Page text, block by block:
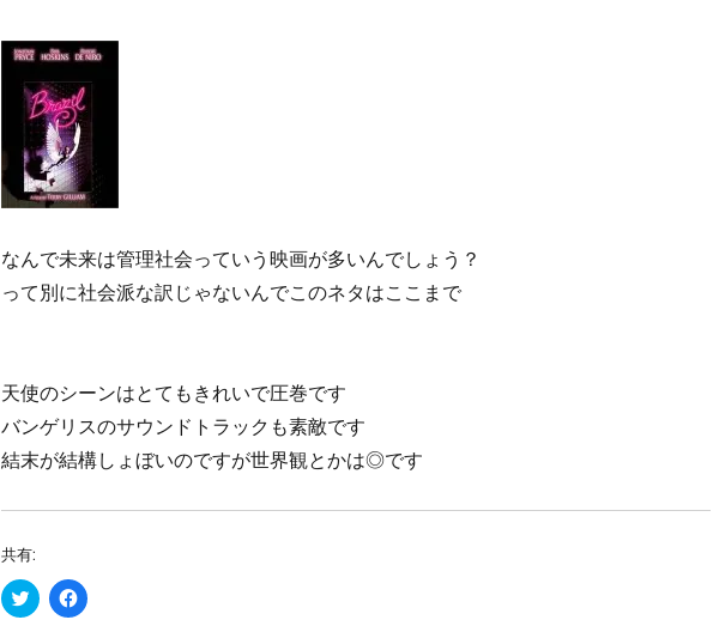
なんで未来は管理社会っていう映画が多いんでしょう？
って別に社会派な訳じゃないんでこのネタはここまで
天使のシーンはとてもきれいで圧巻です
バンゲリスのサウンドトラックも素敵です
結末が結構しょぼいのですが世界観とかは◎です
共有:
ク
リ
F
a